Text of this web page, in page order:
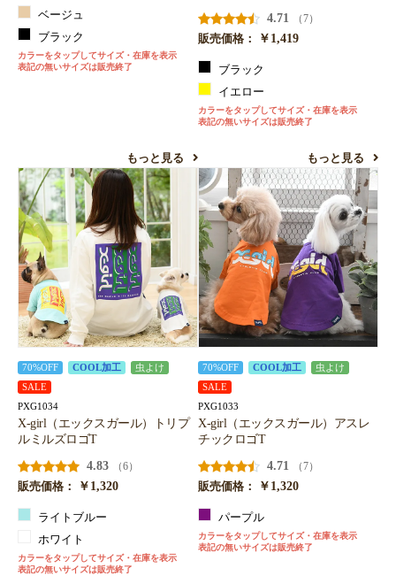
ベージュ
ブラック
カラーをタップしてサイズ・在庫を表示
表記の無いサイズは販売終了
もっと見る
4.71
（7）
販売価格：
￥1,419
ブラック
イエロー
カラーをタップしてサイズ・在庫を表示
表記の無いサイズは販売終了
もっと見る
70%OFF COOL加工
虫よけ
SALE
PXG1034
X-girl（エックスガール）トリプ
ルミルズロゴT
4.83
（6）
販売価格：
￥1,320
ライトブルー
ホワイト
カラーをタップしてサイズ・在庫を表示
表記の無いサイズは販売終了
70%OFF COOL加工
虫よけ
SALE
PXG1033
X-girl（エックスガール）アスレ
チックロゴT
4.71
（7）
販売価格：
￥1,320
パープル
カラーをタップしてサイズ・在庫を表示
表記の無いサイズは販売終了